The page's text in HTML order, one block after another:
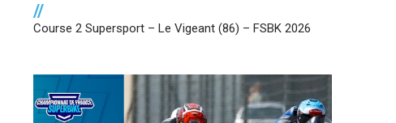
//
Course 2 Supersport – Le Vigeant (86) – FSBK 2026